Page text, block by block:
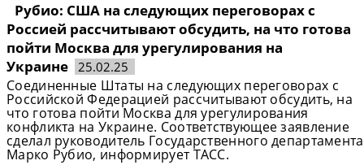
Рубио: США на следующих переговорах с
Россией рассчитывают обсудить, на что готова
пойти Москва для урегулирования на
Украине 25.02.25
Соединенные Штаты на следующих переговорах с
Российской Федерацией рассчитывают обсудить, на
что готова пойти Москва для урегулирования
конфликта на Украине. Соответствующее заявление
сделал руководитель Государственного департамента
Марко Рубио, информирует ТАСС.